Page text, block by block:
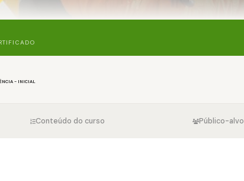
- INICIAL
Conteúdo do curso Público-alvo